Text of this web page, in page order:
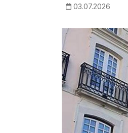
03.07.2026
Imagem